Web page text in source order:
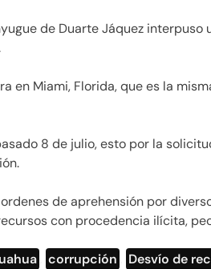
de Duarte Jáquez
en Miami, Florida, que es la
8 de julio, esto por la
de aprehensión por
con procedencia ilícita,
corrupción Desvío de